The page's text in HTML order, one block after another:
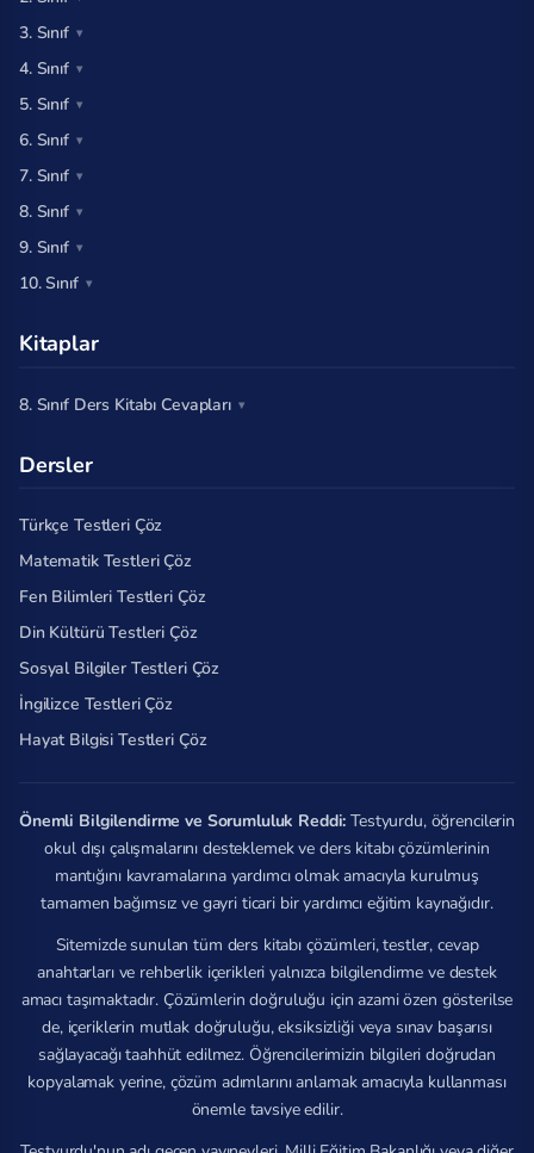
3. Sınıf
4. Sınıf
5. Sınıf
6. Sınıf
7. Sınıf
8. Sınıf
9. Sınıf
10. Sınıf
Kitaplar
8. Sınıf Ders Kitabı Cevapları
Dersler
Türkçe Testleri Çöz
Matematik Testleri Çöz
Fen Bilimleri Testleri Çöz
Din Kültürü Testleri Çöz
Sosyal Bilgiler Testleri Çöz
İngilizce Testleri Çöz
Hayat Bilgisi Testleri Çöz
Önemli Bilgilendirme ve Sorumluluk Reddi: Testyurdu, öğrencilerin
okul dışı çalışmalarını desteklemek ve ders kitabı çözümlerinin
mantığını kavramalarına yardımcı olmak amacıyla kurulmuş
tamamen bağımsız ve gayri ticari bir yardımcı eğitim kaynağıdır.
Sitemizde sunulan tüm ders kitabı çözümleri, testler, cevap
anahtarları ve rehberlik içerikleri yalnızca bilgilendirme ve destek
amacı taşımaktadır. Çözümlerin doğruluğu için azami özen gösterilse
de, içeriklerin mutlak doğruluğu, eksiksizliği veya sınav başarısı
sağlayacağı taahhüt edilmez. Öğrencilerimizin bilgileri doğrudan
kopyalamak yerine, çözüm adımlarını anlamak amacıyla kullanması
önemle tavsiye edilir.